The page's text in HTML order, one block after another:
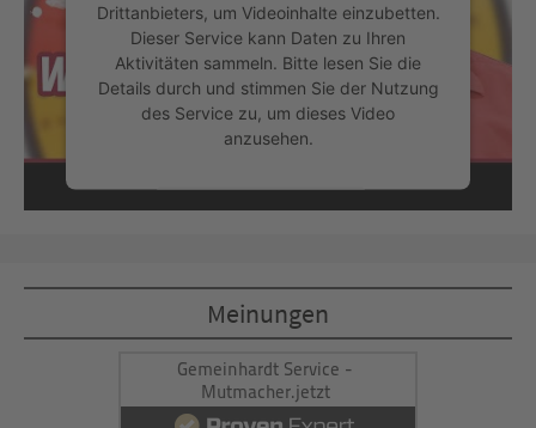
Drittanbieters, um Videoinhalte einzubetten.
Dieser Service kann Daten zu Ihren
Aktivitäten sammeln. Bitte lesen Sie die
Details durch und stimmen Sie der Nutzung
des Service zu, um dieses Video
anzusehen.
Mehr Informationen
powered byUsercentrics Consent
Management Platform&eRecht24
Meinungen